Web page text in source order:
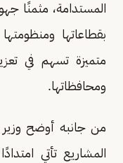
المستدامة، مثمنًا
بقطاعاتها
متميزة تسهم في
ومحافظاتها.
من جانبه أوضح وزير
المشاريع تأتي